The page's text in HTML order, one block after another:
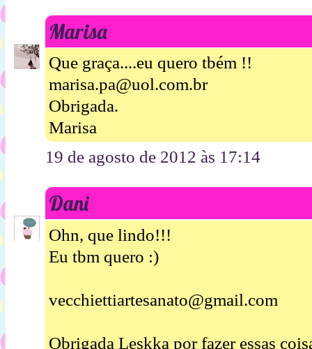
Marisa
Que graça....eu quero tbém !!
marisa.pa@uol.com.br
Obrigada.
Marisa
19 de agosto de 2012 às 17:14
Dani
Ohn, que lindo!!!
Eu tbm quero :)
vecchiettiartesanato@gmail.com
Obrigada Leskka por fazer essas